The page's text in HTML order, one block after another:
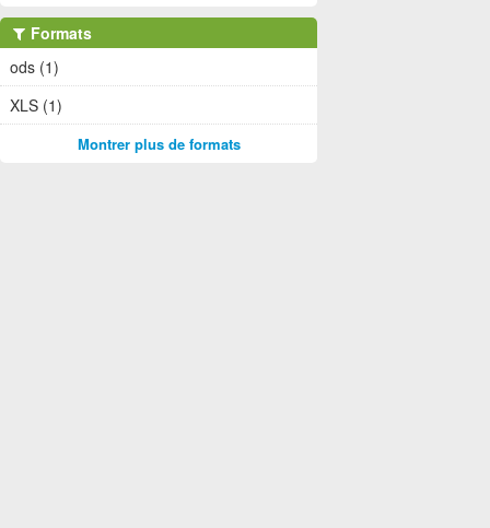
Formats
ods (1)
XLS (1)
Montrer plus de formats